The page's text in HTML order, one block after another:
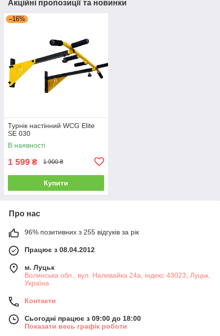
Акційні пропозиції та новинки
–16%
Турнік настінний WCG Elite
SE 030
В наявності
1 599 ₴ 1 900 ₴
Купити
Про нас
96% позитивних з 255 відгуків за рік
Працює з 08.04.2012
м. Луцьк
Волинська обл., вул. Наливайка 24а, індекс 43023, Луцьк,
Україна
Контакти
Сьогодні працює з 09:00 до 18:00
Показати весь графік роботи